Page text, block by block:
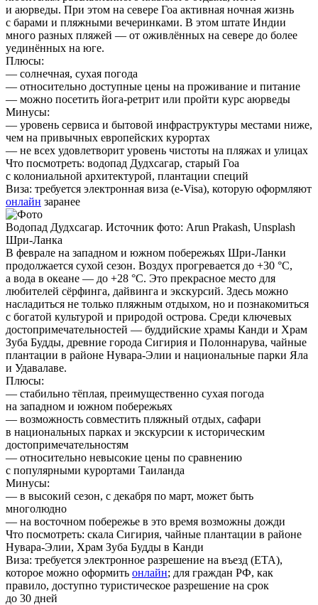
и аюрведы. При этом на севере Гоа активная ночная жизнь
с барами и пляжными вечеринками. В этом штате Индии
много разных пляжей — от оживлённых на севере до более
уединённых на юге.
Плюсы:
— солнечная, сухая погода
— относительно доступные цены на проживание и питание
— можно посетить йога-ретрит или пройти курс аюрведы
Минусы:
— уровень сервиса и бытовой инфраструктуры местами ниже,
чем на привычных европейских курортах
— не всех удовлетворит уровень чистоты на пляжах и улицах
Что посмотреть: водопад Дудхсагар, старый Гоа
с колониальной архитектурой, плантации специй
Виза: требуется электронная виза (e-Visa), которую оформляют
онлайн заранее
Водопад Дудхсагар. Источник фото: Arun Prakash, Unsplash
Шри-Ланка
В феврале на западном и южном побережьях Шри-Ланки
продолжается сухой сезон. Воздух прогревается до +30 °C,
а вода в океане — до +28 °C. Это прекрасное место для
любителей сёрфинга, дайвинга и экскурсий. Здесь можно
насладиться не только пляжным отдыхом, но и познакомиться
с богатой культурой и природой острова. Среди ключевых
достопримечательностей — буддийские храмы Канди и Храм
Зуба Будды, древние города Сигирия и Полоннарува, чайные
плантации в районе Нувара-Элии и национальные парки Яла
и Удавалаве.
Плюсы:
— стабильно тёплая, преимущественно сухая погода
на западном и южном побережьях
— возможность совместить пляжный отдых, сафари
в национальных парках и экскурсии к историческим
достопримечательностям
— относительно невысокие цены по сравнению
с популярными курортами Таиланда
Минусы:
— в высокий сезон, с декабря по март, может быть
многолюдно
— на восточном побережье в это время возможны дожди
Что посмотреть: скала Сигирия, чайные плантации в районе
Нувара-Элии, Храм Зуба Будды в Канди
Виза: требуется электронное разрешение на въезд (ETA),
которое можно оформить онлайн; для граждан РФ, как
правило, доступно туристическое разрешение на срок
до 30 дней